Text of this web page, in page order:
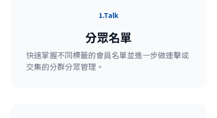
1.Talk
分眾名單
快速掌握不同標籤的會員名單並進一步做連擊或
交集的分群分眾管理。